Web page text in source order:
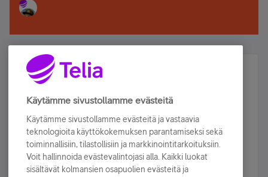
Älä jää paitsi – osallistu ja voita!
Tilaa Telian uutiskirje ja olet mukana arvonnassa.
sähköpostiisi.
Tilaa nyt
Käytämme sivustollamme evästeitä
Käytämme sivustollamme evästeitä ja vastaavia
teknologioita käyttökokemuksen parantamiseksi sekä
toiminnallisiin, tilastollisiin ja markkinointitarkoituksiin.
Voit hallinnoida evästevalintojasi alla. Kaikki luokat
sisältävät kolmansien osapuolien evästeitä ja